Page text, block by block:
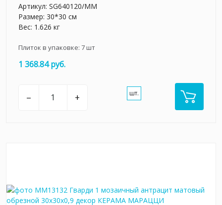
Артикул: SG640120/MM
Размер: 30*30 см
Вес: 1.626 кг
Плиток в упаковке: 7шт
1 368.84 руб.
– + шт.